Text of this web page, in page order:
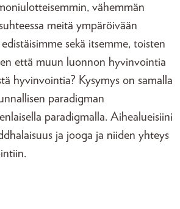
vähemmän
meitä ympäröivään
sekä itsemme, toisten
että muun luonnon hyvinvointia
hyvinvointia? Kysymys on samalla
paradigman
paradigmalla. Aihealueisiini
ja jooga ja niiden yhteys